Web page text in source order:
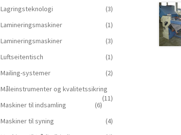
Lagringsteknologi
(3)
Lamineringsmaskiner
(1)
Lamineringsmaskiner
(3)
Luftseitentisch
(1)
Mailing-systemer
(2)
Måleinstrumenter og kvalitetssikring
(11)
Maskiner til indsamling
(6)
Maskiner til syning
(4)